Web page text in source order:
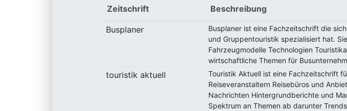
Zeitschrift Beschreibung
Busplaner
Busplaner ist eine Fachzeitschrift die
und Gruppentouristik spezialisiert hat.
Fahrzeugmodelle Technologien
wirtschaftliche Themen für
touristik aktuell
Touristik Aktuell ist eine Fachzeitschrift
Reiseveranstaltern Reisebüros und
Nachrichten Hintergrundberichte und
Spektrum an Themen ab darunter